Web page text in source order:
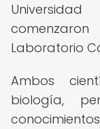
Laboratorio
Ambos
biología,